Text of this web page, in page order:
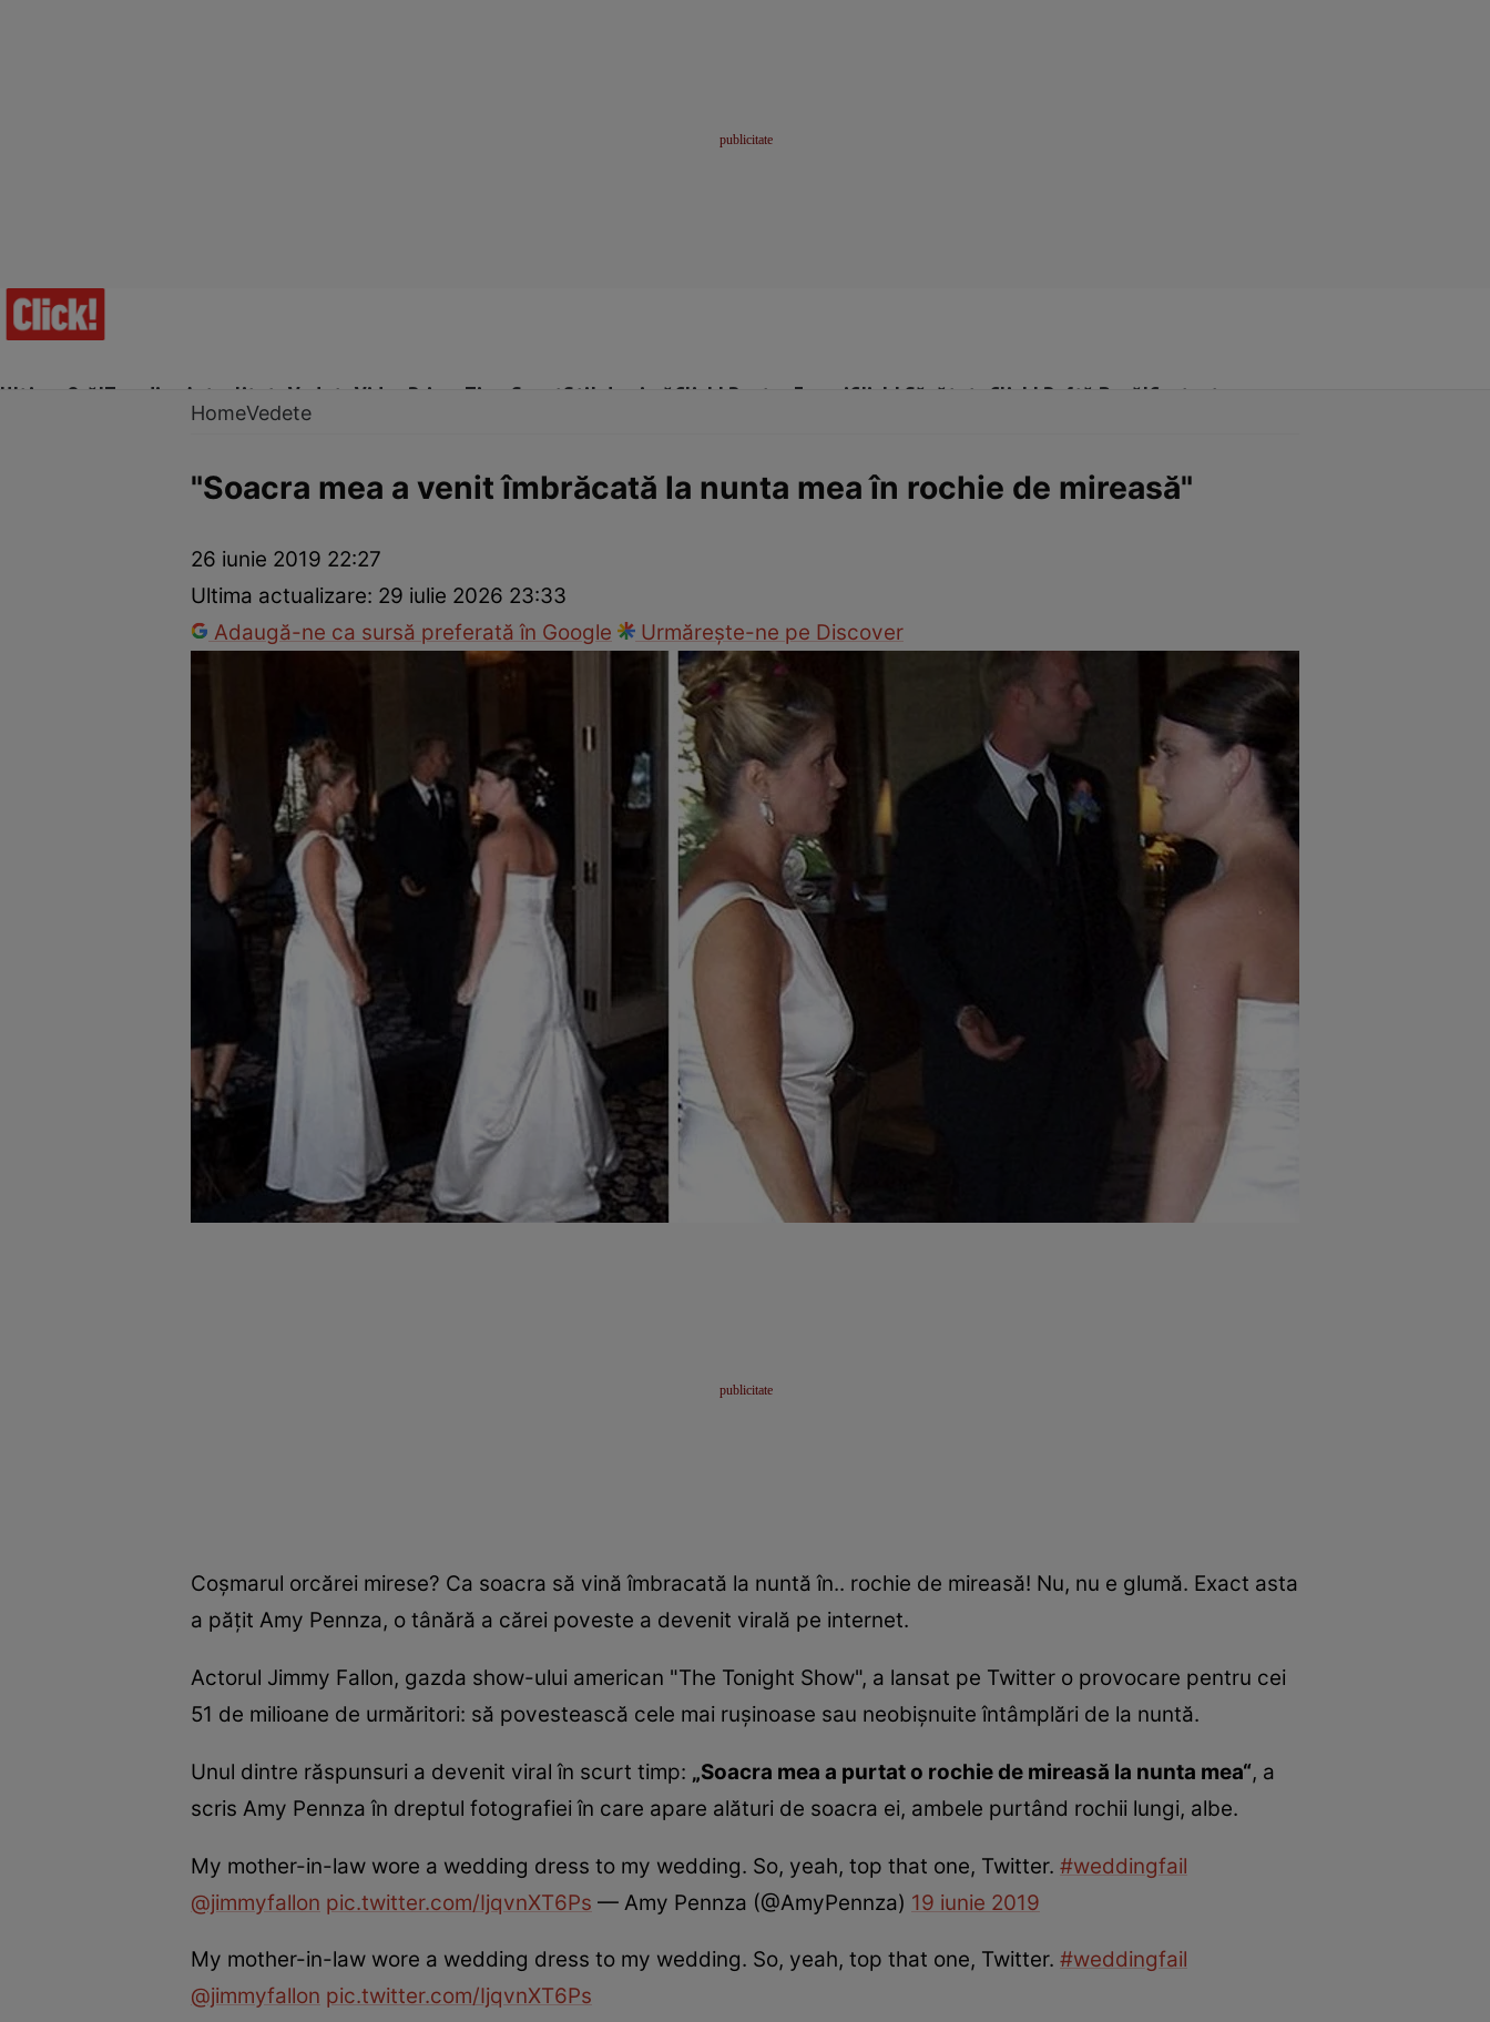
Ultima Oră!Trending Actualitate Vedete Video Prime Time SportStil de viațăClick! Pentru FemeiClick! Sănătate Click! Poftă Bună!Contact
Vedete internaționaleVedete româneștiInterviurile Click!
HomeVedete
"Soacra mea a venit îmbrăcată la nunta mea în rochie de mireasă"
26 iunie 2019 22:27
Ultima actualizare: 29 iulie 2026 23:33
Adaugă-ne ca sursă preferată în Google
Urmărește-ne pe Discover
Coşmarul orcărei mirese? Ca soacra să vină îmbracată la nuntă în.. rochie de mireasă! Nu, nu e glumă. Exact asta
a păţit Amy Pennza, o tânără a cărei poveste a devenit virală pe internet.
Actorul Jimmy Fallon, gazda show-ului american "The Tonight Show", a lansat pe Twitter o provocare pentru cei
51 de milioane de urmăritori: să povestească cele mai ruşinoase sau neobişnuite întâmplări de la nuntă.
Unul dintre răspunsuri a devenit viral în scurt timp: „Soacra mea a purtat o rochie de mireasă la nunta mea“, a
scris Amy Pennza în dreptul fotografiei în care apare alături de soacra ei, ambele purtând rochii lungi, albe.
My mother-in-law wore a wedding dress to my wedding. So, yeah, top that one, Twitter. #weddingfail
@jimmyfallon pic.twitter.com/IjqvnXT6Ps — Amy Pennza (@AmyPennza) 19 iunie 2019
My mother-in-law wore a wedding dress to my wedding. So, yeah, top that one, Twitter. #weddingfail
@jimmyfallon pic.twitter.com/IjqvnXT6Ps